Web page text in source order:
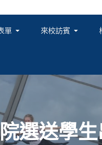
單 來校訪賓
選送學